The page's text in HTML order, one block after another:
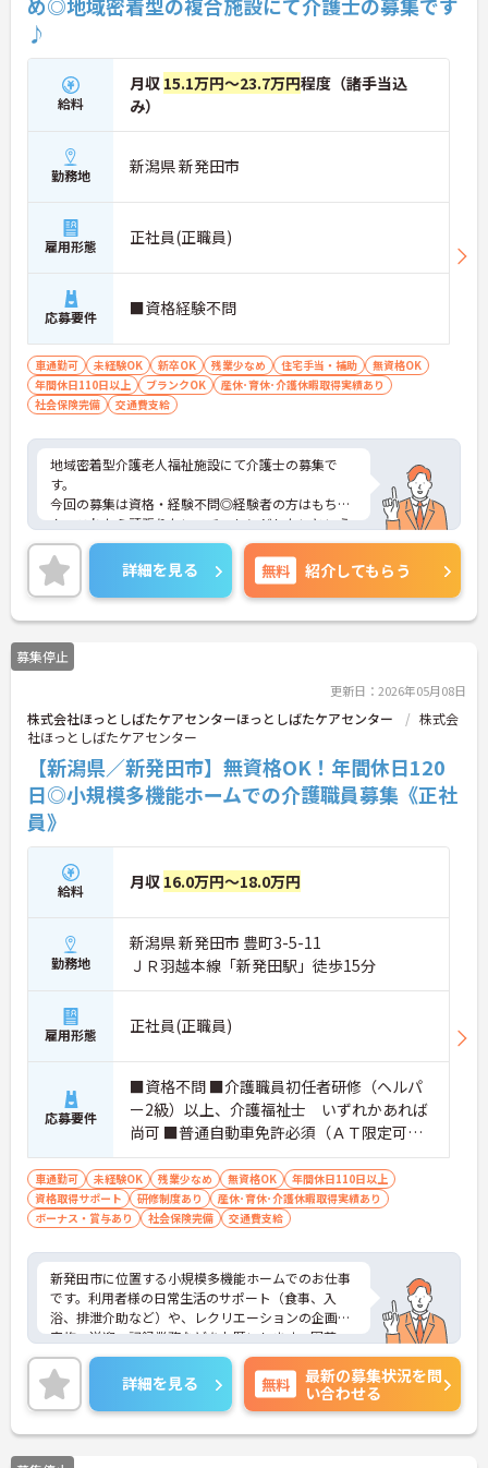
♪
給料
月収 15.1万円～23.7万円程度（諸手当込
み）
勤務地 新潟県 新発田市
雇用形態 正社員(正職員)
応募要件 ■資格経験不問
車通勤可 未経験OK 新卒OK 残業少なめ 住宅手当・補助
無資格OK
年間休日110日以上
ブランクOK
産休･育休･介護休暇取得実績あり
社会保険完備
交通費支給
地域密着型介護老人福祉施設にて介護士の募集で
す。
今回の募集は資格・経験不問◎経験者の方はもちろ
ん、これから頑張りたい、チャレンジしたいという
方にもオススメの求人です♪
年間休日120日以上としっかりお休みが取得出来る
ので、ワークライフバランスを保てます◎
また残業少なめなので出勤日でもプライベートの時
間を確保して頂けますよ★
ご興味ある方には、面接対策ポイントなど、さらに
詳細をお話しいたしますのでお気軽にご相談くださ
詳細を見る 無料 紹介してもらう
募集停止
更新日：2026年05月08日
株式会社ほっとしばたケアセンターほっとしばたケアセンター
株式会
社ほっとしばたケアセンター
【新潟県／新発田市】無資格OK！年間休日120
日◎小規模多機能ホームでの介護職員募集《正社
員》
給料 月収 16.0万円～18.0万円
勤務地
新潟県 新発田市 豊町3-5-11
ＪＲ羽越本線「新発田駅」徒歩15分
雇用形態 正社員(正職員)
応募要件
■資格不問 ■介護職員初任者研修（ヘルパ
ー2級）以上、介護福祉士 いずれかあれば
尚可 ■普通自動車免許必須（ＡＴ限定可）
■経験不問
車通勤可 未経験OK 残業少なめ 無資格OK
年間休日110日以上
資格取得サポート
研修制度あり
産休･育休･介護休暇取得実績あり
ボーナス・賞与あり
社会保険完備 交通費支給
新発田市に位置する小規模多機能ホームでのお仕事
です。利用者様の日常生活のサポート（食事、入
浴、排泄介助など）や、レクリエーションの企画・
実施、送迎、記録業務などをお願いします。園芸、
買物、農作業など、地域に根差した活動を通して、
利用者様の生活を支えるやりがいを感じられます。
法人全体で160名ほど、同事業所では20名弱のスタ
ッフが活躍中！ 独自のキャリアアップ制度、充実の
研修制度でスキルアップも目指せます。育児休業取
得率100％、託児施設（0～2歳児）もあり、子育て
詳細を見る 無料
最新の募集状況を問
い合わせる